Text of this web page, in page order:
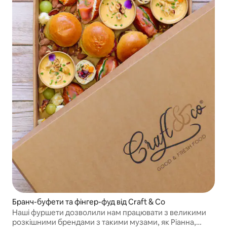
Бранч-буфети та фінгер-фуд від Craft & Co
Наші фуршети дозволили нам працювати з великими
розкішними брендами з такими музами, як Ріанна,